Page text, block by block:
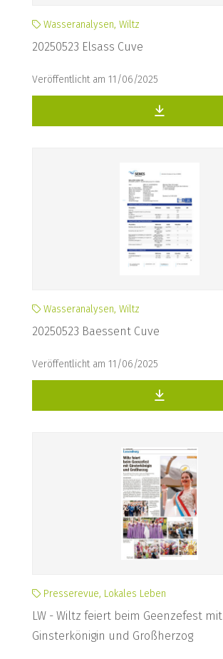
Wasseranalysen, Wiltz
20250523 Elsass Cuve
Veröffentlicht am 11/06/2025
Wasseranalysen, Wiltz
20250523 Baessent Cuve
Veröffentlicht am 11/06/2025
Presserevue, Lokales Leben
LW - Wiltz feiert beim Geenzefest mit
Ginsterkönigin und Großherzog